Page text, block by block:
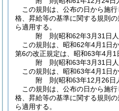
この規則は、公布の日から施
格、昇給等の基準に関する規則
ら適用する。
附 則(昭和62年3月31日
この規則は、昭和62年4月1日か
第6の改正規定は、昭和63年4月1
附 則(昭和63年3月31日
この規則は、昭和63年4月1日か
附 則(昭和63年12月26日
この規則は、公布の日から施
格、昇給等の基準に関する規則
ら適用する。